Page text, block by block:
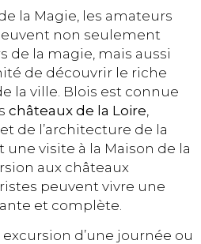
la Magie, les amateurs
non seulement
de la magie, mais aussi
de découvrir le riche
la ville. Blois est connue
châteaux de la Loire
de l’architecture de la
visite à la Maison de la
aux châteaux
peuvent vivre une
et complète.
d’une journée ou